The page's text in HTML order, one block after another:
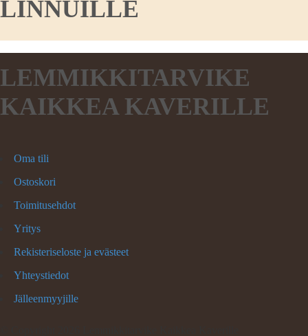
LINNUILLE
LEMMIKKITARVIKE
KAIKKEA KAVERILLE
Oma tili
Ostoskori
Toimitusehdot
Yritys
Rekisteriseloste ja evästeet
Yhteystiedot
Jälleenmyyjille